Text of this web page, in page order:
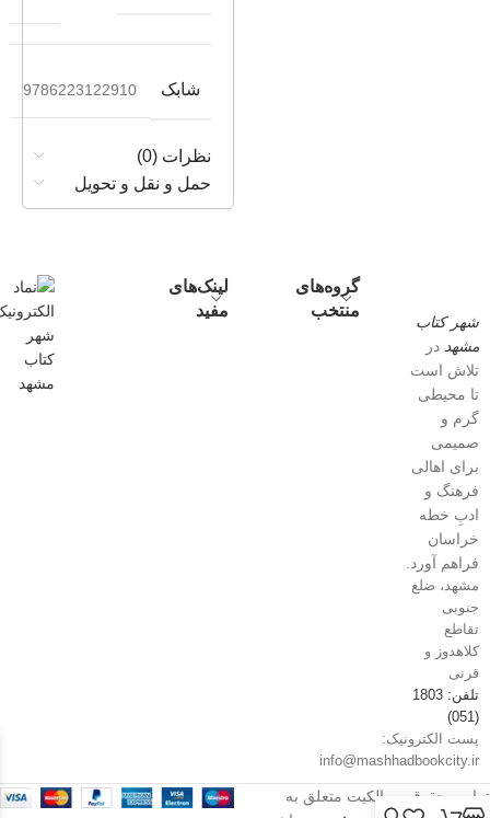
شابک 9786223122910
نظرات (0)
حمل و نقل و تحویل
شهر کتاب
مشهد در
تلاش است
تا محیطی
گرم و
صمیمی
برای اهالی
فرهنگ و
ادبِ خطه
خراسان
فراهم آورد.
مشهد، ضلع
جنوبی
تقاطع
کلاهدوز و
قرنی
تلفن: 1803
(051)
پست الکترونیک:
info@mashhadbookcity.ir
گروه‌های
منتخب
لینک‌های
مفید
تمامی حقوق و مالکیت متعلق به